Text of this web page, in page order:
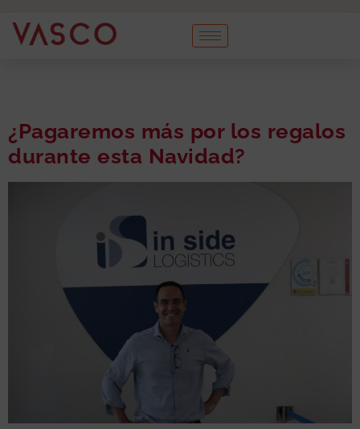
¿Pagaremos más por los regalos
durante esta Navidad?